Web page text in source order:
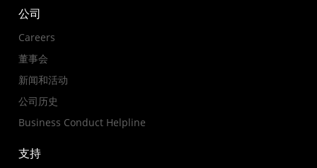
公司
Careers
董事会
新闻和活动
公司历史
Business Conduct Helpline
支持